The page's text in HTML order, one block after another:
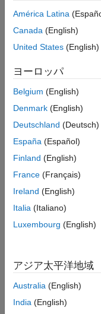
América Latina
Canada (English)
United States (English)
ヨーロッパ
Belgium (English)
Denmark (English)
Deutschland (Deutsch)
España (Español)
Finland (English)
France (Français)
Ireland (English)
Italia (Italiano)
Luxembourg (English)
アジア太平洋地域
Australia (English)
India (English)
トラストセンター
違法コピー防止
© 1994-2026 The